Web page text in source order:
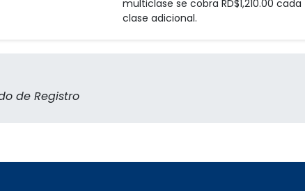
multiclase se cobra RD$1,210.00 cada
clase adicional.
de Registro